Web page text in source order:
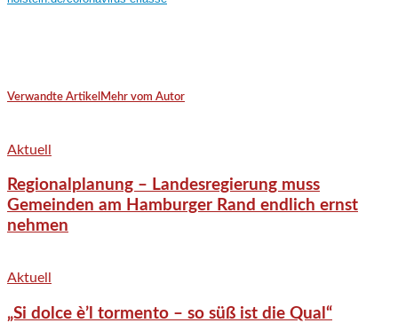
Verwandte Artikel Mehr vom Autor
Aktuell
Regionalplanung – Landesregierung muss
Gemeinden am Hamburger Rand endlich ernst
nehmen
Aktuell
„Si dolce è’l tormento – so süß ist die Qual“